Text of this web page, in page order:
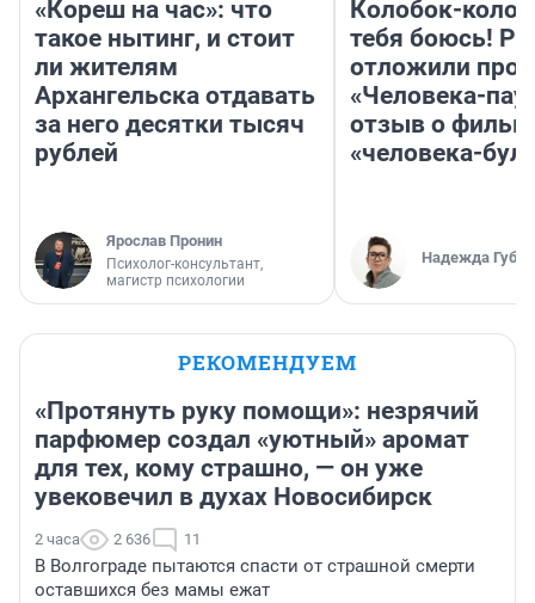
«Кореш на час»: что
такое нытинг, и стоит
ли жителям
Архангельска отдавать
за него десятки тысяч
рублей
Ярослав Пронин
Психолог-консультант,
магистр психологии
Колобок-
тебя боюсь!
отложили
«Человека-
отзыв о
«человека-
Надежда
РЕКОМЕНДУЕМ
«Протянуть руку помощи»: незрячий
парфюмер создал «уютный» аромат
для тех, кому страшно, — он уже
увековечил в духах Новосибирск
2 часа 2 636 11
В Волгограде пытаются спасти от страшной смерти
оставшихся без мамы ежат